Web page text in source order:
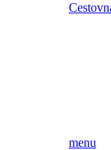
menu